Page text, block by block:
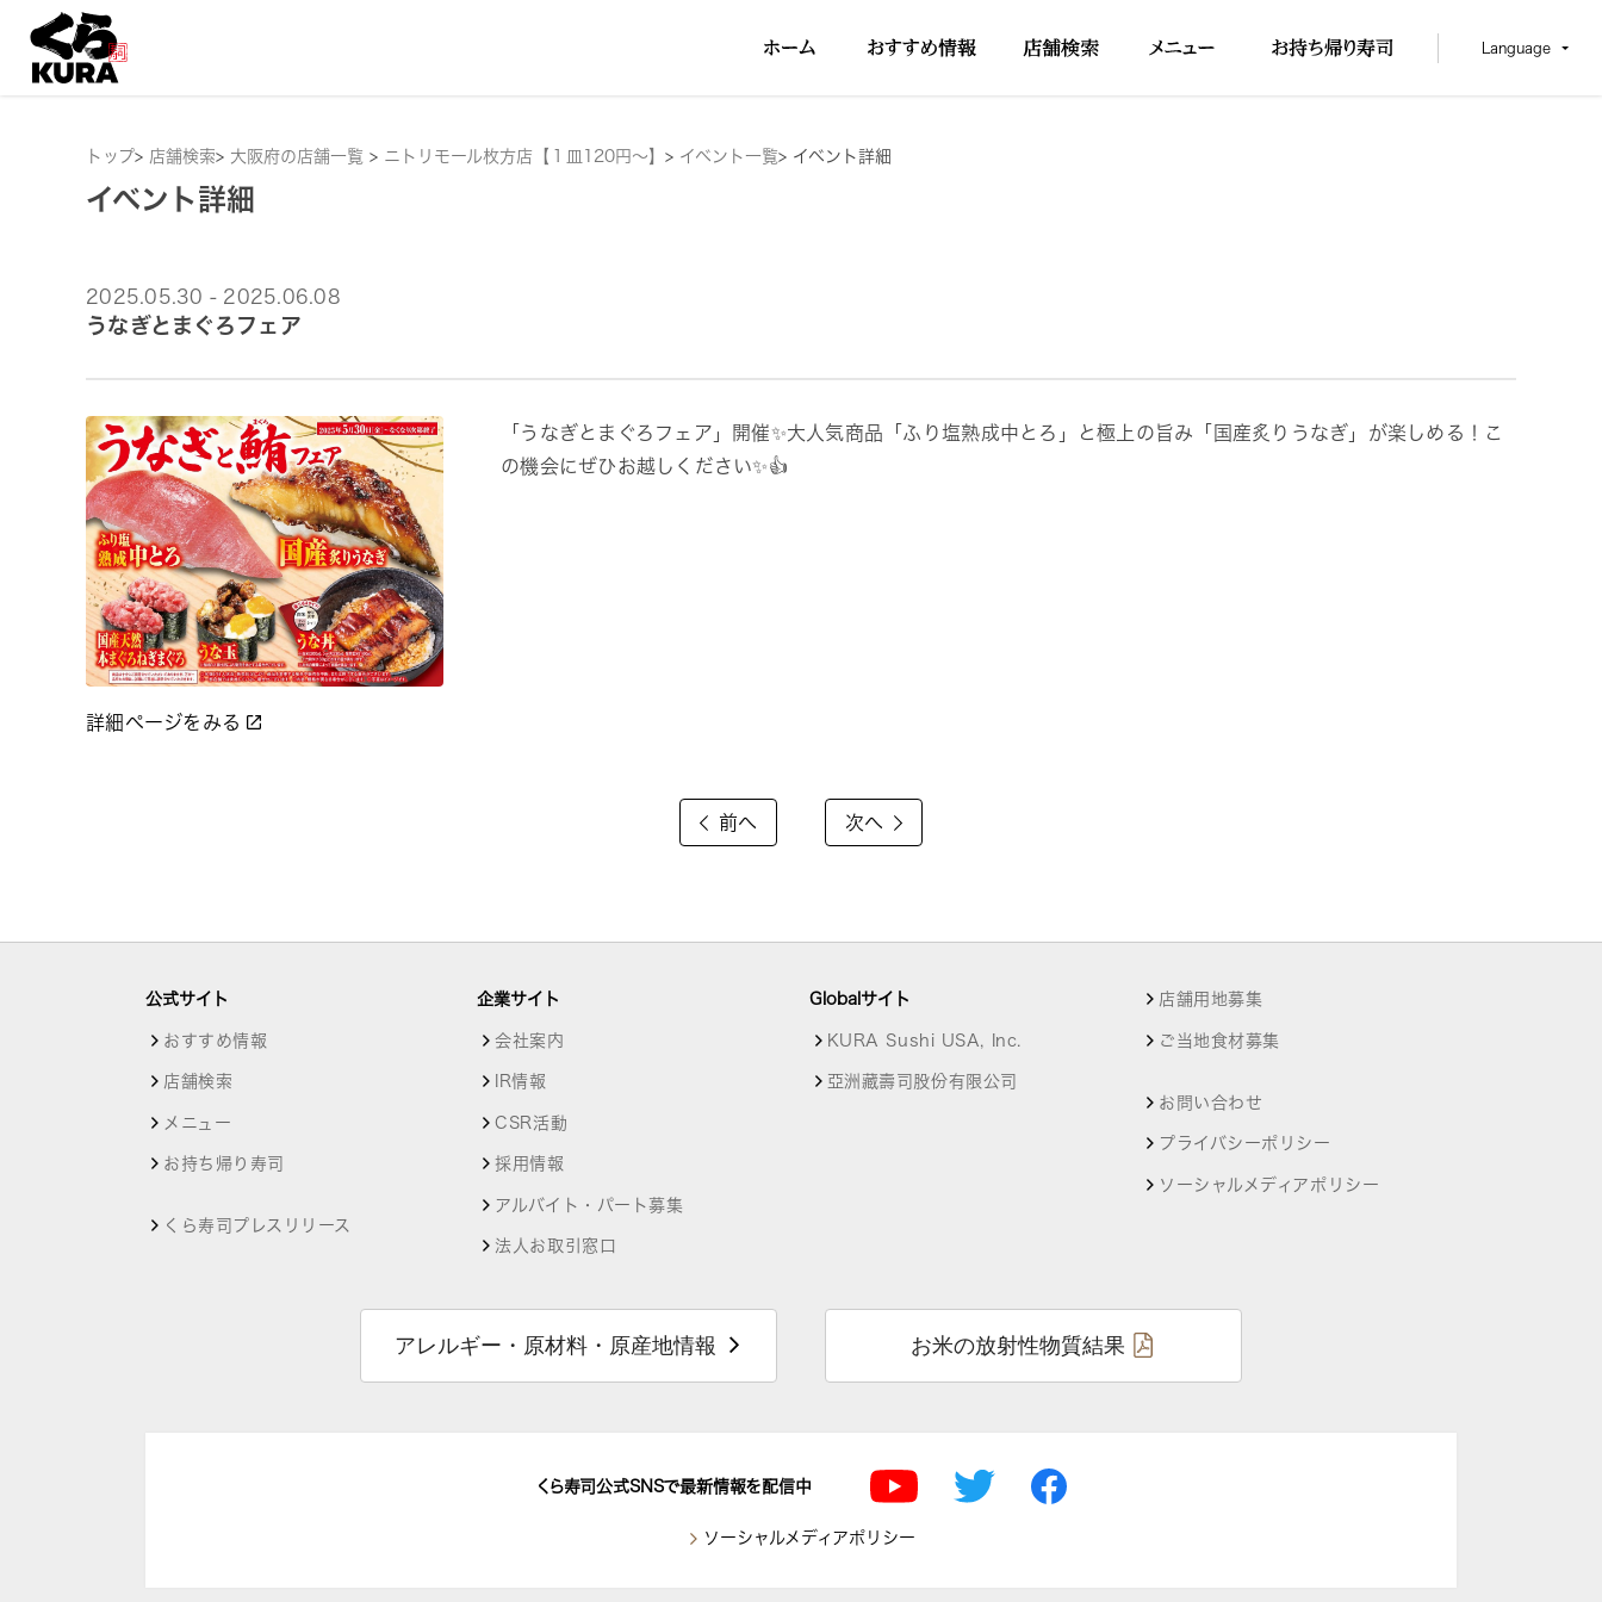
Language
トップ> 店舗検索> 大阪府の店舗一覧 > ニトリモール枚方店【１皿120円～】 > イベント一覧> イベント詳細
イベント詳細
2025.05.30 - 2025.06.08
うなぎとまぐろフェア
詳細ページをみる
「うなぎとまぐろフェア」開催✨大人気商品「ふり塩熟成中とろ」と極上の旨み「国産炙りうなぎ」が楽しめる！こ
の機会にぜひお越しください✨👍
前へ 次へ
公式サイト
おすすめ情報
店舗検索
メニュー
お持ち帰り寿司
くら寿司プレスリリース
企業サイト
会社案内
IR情報
CSR活動
採用情報
アルバイト・パート募集
法人お取引窓口
Globalサイト
KURA Sushi USA, Inc.
亞洲藏壽司股份有限公司
店舗用地募集
ご当地食材募集
お問い合わせ
プライバシーポリシー
ソーシャルメディアポリシー
アレルギー・原材料・原産地情報 お米の放射性物質結果
くら寿司公式SNSで最新情報を配信中
ソーシャルメディアポリシー